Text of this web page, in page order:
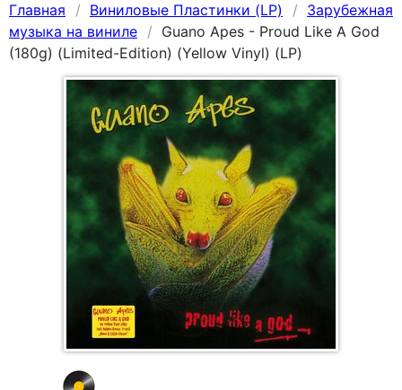
Главная Виниловые Пластинки (LP)
Зарубежная
музыка на виниле
Guano Apes - Proud Like A God
(180g) (Limited-Edition) (Yellow Vinyl) (LP)